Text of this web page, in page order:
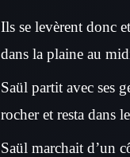
Ils se levèrent donc
dans la plaine au
Saül partit avec ses
rocher et resta dans
Saül marchait d’un